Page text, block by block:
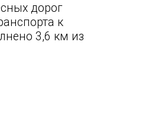
дорог
к
3,6 км из